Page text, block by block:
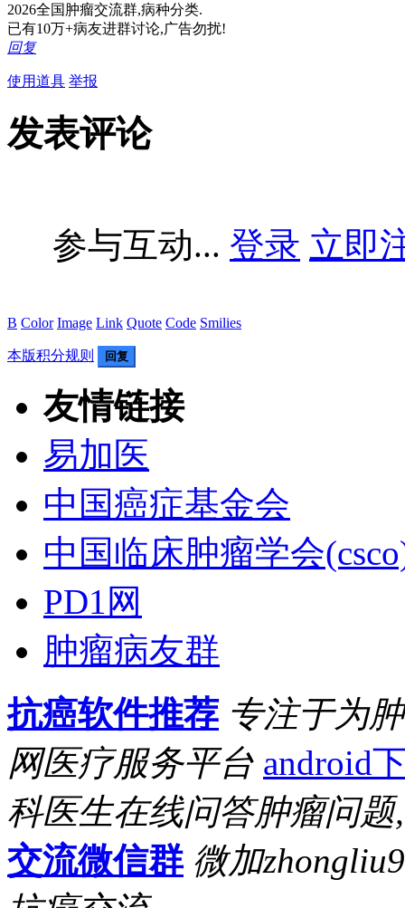
2026全国肿瘤交流群,病种分类.
已有10万+病友进群讨论,广告勿扰!
回复
使用道具 举报
发表评论
参与互动... 登录 立即
B Color Image Link Quote Code Smilies
本版积分规则 回复
友情链接
易加医
中国癌症基金会
中国临床肿瘤学会
PD1网
肿瘤病友群
抗癌软件推荐 专注于为
网医疗服务平台 android
科医生在线问答肿瘤问
交流微信群 微加